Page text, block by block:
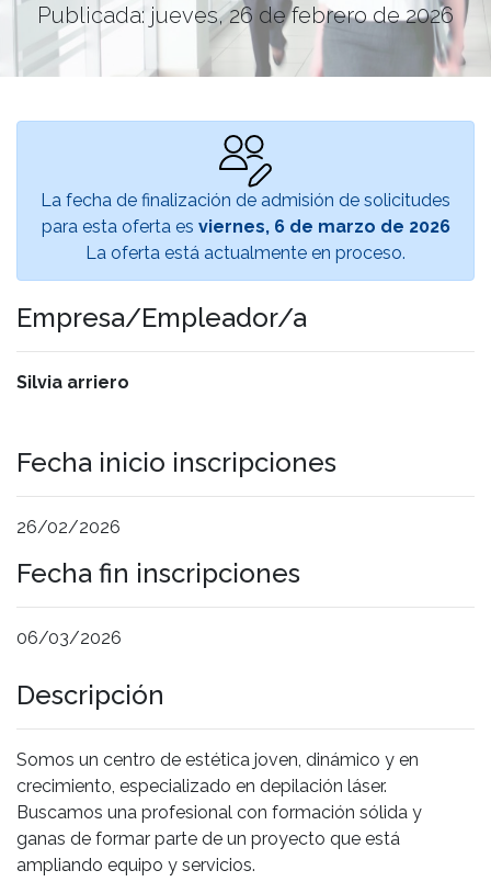
Publicada: jueves, 26 de febrero de 2026
La fecha de finalización de admisión de solicitudes
para esta oferta es viernes, 6 de marzo de 2026
La oferta está actualmente en proceso.
Empresa/Empleador/a
Silvia arriero
Fecha inicio inscripciones
26/02/2026
Fecha fin inscripciones
06/03/2026
Descripción
Somos un centro de estética joven, dinámico y en
crecimiento, especializado en depilación láser.
Buscamos una profesional con formación sólida y
ganas de formar parte de un proyecto que está
ampliando equipo y servicios.